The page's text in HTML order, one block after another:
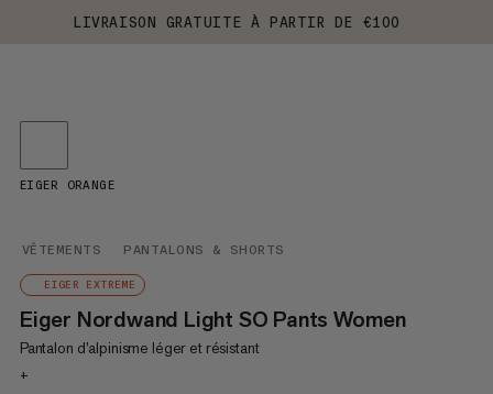
LIVRAISON GRATUITE À PARTIR DE €100
VÊTEMENTS PANTALONS & SHORTS
EIGER EXTREME
Eiger Nordwand Light SO Pants Women
Pantalon d’alpinisme léger et résistant
+
EIGER ORANGE